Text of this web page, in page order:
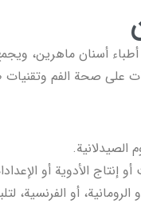
أسنان ماهرين،
على صحة الفم وتقنيات
الصيدلانية.
الأدوية أو
الرومانية، أو الفرنسية،